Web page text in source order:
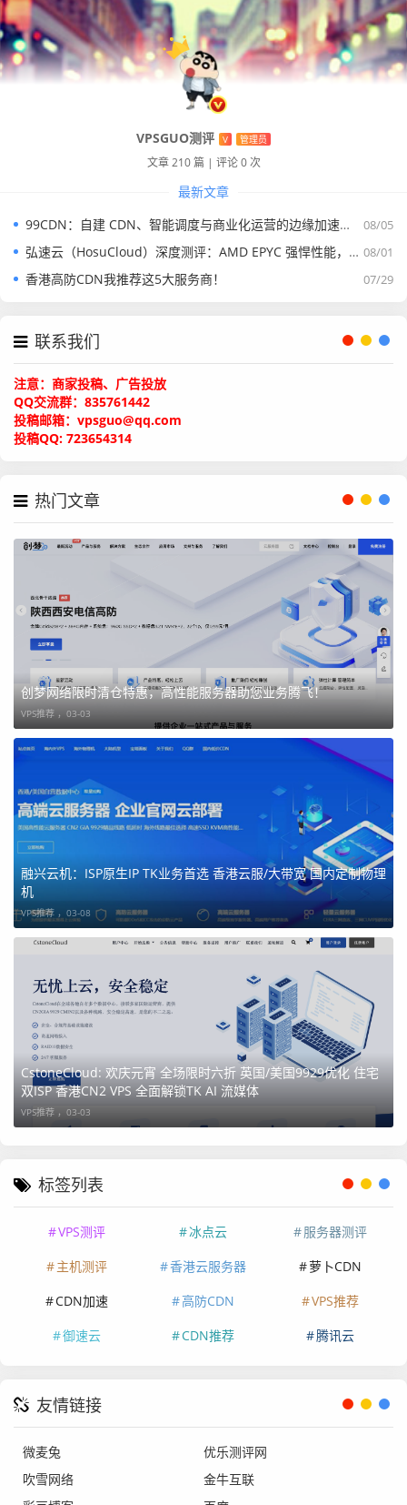
等多种线路，有需要的朋友可以入手试试。亚洲云自开业以
来一直有着良好的产品稳定性及服务态度，支持3天内全额
退款，14天及30天内无理由折算退款，业界口碑良好。支持
支付宝、微信、对公打款。
活动详情（活动时间即日起至2025年2月12日2
活动①：
湖北大带宽套餐云服务器A、B型5折续费同价，C、D型4折
年付流量翻倍（需提交工单申请）
5折优惠码：9pdXnyIN
4折优惠码：Uqipdb4u
号
P
U
存
量
价
买
链
接
A
型
2
核
4G
0
0
0
0
G
Mb
G
1
个
¥4
5.
00
即
B
核
8G
4
G
1
0
0
300
ps
¥5
00
立
抢
购
C
型
8
核
8G/
16
4
0
0
500
Mb
0
G
个
¥7
8.
立
即
D
型
1
6
核
16
G/3
4
0
1
0
500
Mb
2
0
1
¥1
立
年付5折，年付5折+免费翻倍流量（最多1000G）。
购买开通后，可提交工单申请订购周期8折永久续费优惠。
注：流量翻倍需要提交工单申请
5折优惠码：newyear5
美国精品，E5-2696v4/金牌CPU随机，NvMe硬盘，CN2+9
929+CMIN2线路。
VPSGUO测评 V 管理员
文章 210 篇 | 评论 0 次
最新文章
08/05
99CDN：自建 CDN、智能调度与商业化运营的边缘加速平台
08/01
弘速云（HosuCloud）深度测评：AMD EPYC 强悍性能，拼团价真香！
07/29
香港高防CDN我推荐这5大服务商！
联系我们
注意：商家投稿、广告投放
QQ交流群：835761442
投稿邮箱：vpsguo@qq.com
投稿QQ: 723654314
热门文章
创梦网络限时清仓特惠，高性能服务器助您业务腾飞！
VPS推荐 ， 03-03
融兴云机：ISP原生IP TK业务首选 香港云服/大带宽 国内定制物理
机
VPS推荐 ， 03-08
CstoneCloud: 欢庆元宵 全场限时六折 英国/美国9929优化 住宅
双ISP 香港CN2 VPS 全面解锁TK AI 流媒体
VPS推荐 ， 03-03
标签列表
VPS测评 冰点云
服务器测评
主机测评
香港云服务器
萝卜CDN
CDN加速
高防CDN
VPS推荐
御速云
CDN推荐 腾讯云
友情链接
微麦兔
优乐测评网
吹雪网络
金牛互联